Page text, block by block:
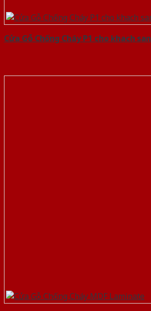
Cửa Gỗ Chống Cháy P1 cho khach san